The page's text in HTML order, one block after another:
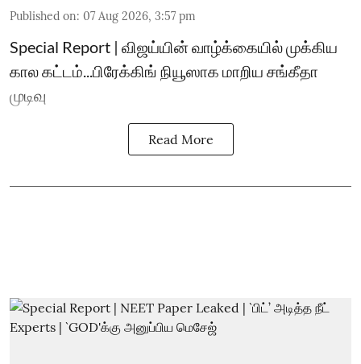
Published on: 07 Aug 2026, 3:57 pm
Special Report | விஜய்யின் வாழ்க்கையில் முக்கிய
கால கட்டம்...பிரேக்கிங் நியூஸாக மாறிய சங்கீதா
முடிவு
Read More